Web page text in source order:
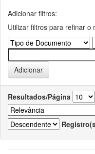
Adicionar filtros:
Utilizar filtros para refinar o
Resultados/Página